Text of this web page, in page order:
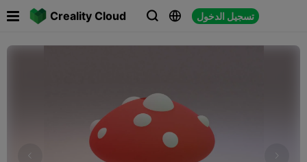
Creality Cloud   تسجيل الدخول
 